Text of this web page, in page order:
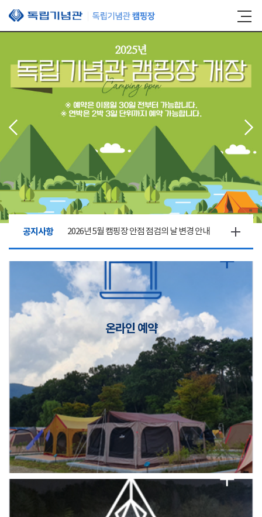
본문 바로가기
공지사항 2026년 5월 캠핑장 안점 점검의 날 변경 안내
캠핑장(9월1일~6일) 미운영 공지
2026년 5월 캠핑장 안점 점검의 날 변경 안내
캠핑장(9월1일~6일) 미운영 공지
2026년 5월 캠핑장 안점 점검의 날 변경 안내
캠핑장(9월1일~6일) 미운영 공지
온라인 예약